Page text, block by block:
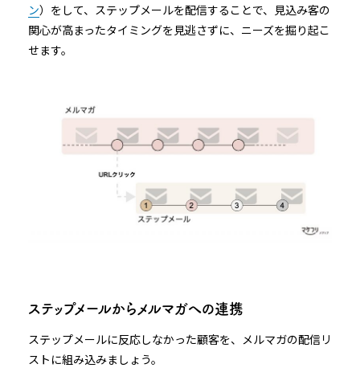
ン）をして、ステップメールを配信することで、見込み客の
関心が高まったタイミングを見逃さずに、ニーズを掘り起こ
せます。
ステップメールからメルマガへの連携
ステップメールに反応しなかった顧客を、メルマガの配信リ
ストに組み込みましょう。